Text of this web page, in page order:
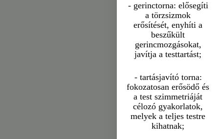
- gerinctorna: elősegíti
a törzsizmok
erősítését, enyhíti a
beszűkült
gerincmozgásokat,
javítja a testtartást;
- tartásjavító torna:
fokozatosan erősödő és
a test szimmetriáját
célozó gyakorlatok,
melyek a teljes testre
kihatnak;